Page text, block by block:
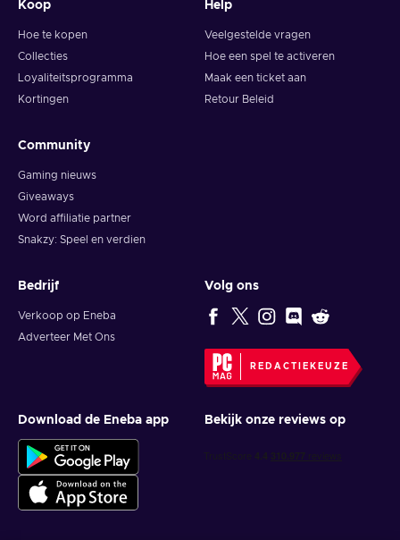
karakter in deze game kan de ster van het verhaal worden of
een corps in het midden van het verhaal. Buiten dat kunt u
het lot van deze karakters bepalen. Wat is uw verhaal?
Wacht niet langer en koop The Quarry Xbox Live key
Koop
Hoe te kopen
Collecties
Loyaliteitsprogramma
Kortingen
Help
Veelgestelde vragen
Hoe een spel te activeren
Maak een ticket aan
Retour Beleid
Community
Gaming nieuws
Giveaways
Word affiliatie partner
Snakzy: Speel en verdien
Bedrijf
Verkoop op Eneba
Adverteer Met Ons
Volg ons
REDACTIEKEUZE
Download de Eneba app Bekijk onze reviews op